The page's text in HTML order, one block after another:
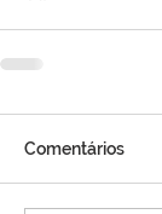
Comentários